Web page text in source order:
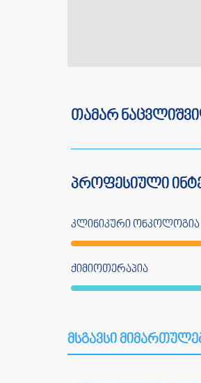
თამარ
პროფესიული
კლინიკური ონკოლოგია
ქიმიოთერაპია
მსგავსი